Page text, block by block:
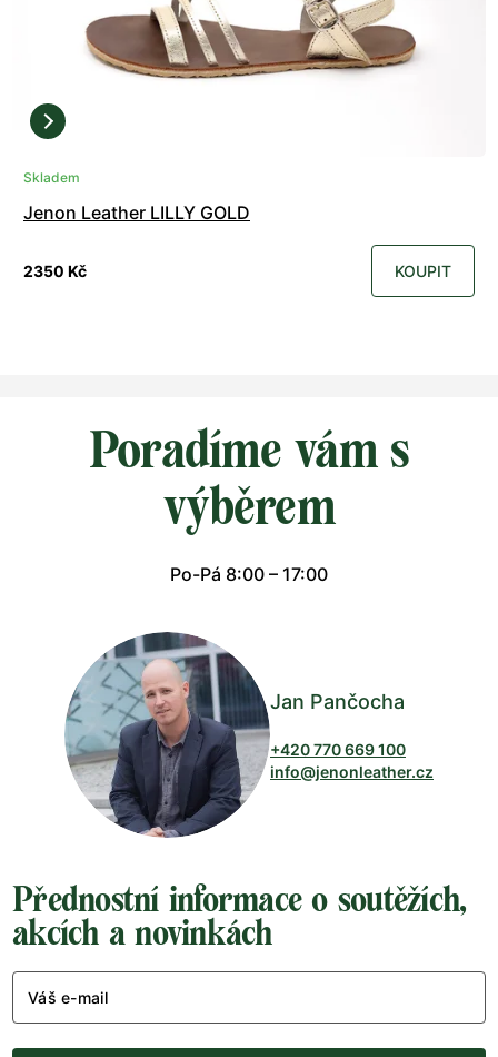
Skladem
Jenon Leather LILLY GOLD
2350 Kč KOUPIT
Poradíme vám s
výběrem
Po-Pá 8:00 – 17:00
Jan Pančocha
+420 770 669 100
info@jenonleather.cz
Přednostní informace o soutěžích,
akcích a novinkách
Váš e-mail